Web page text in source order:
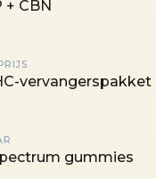
+ CBN
vervangerspakket
gummies